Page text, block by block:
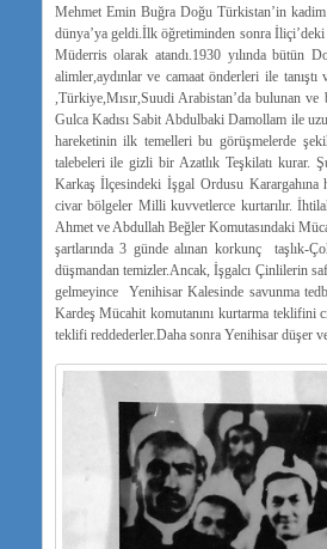
Mehmet Emin Buğra Doğu Türkistan’in
dünya’ya geldi.İlk öğretiminden sonra
Müderris olarak atandı.1930 yılında bütün
alimler,aydınlar ve camaat önderleri ile
,Türkiye,Mısır,Suudi Arabistan’da bulunan
Gulca Kadısı Sabit Abdulbaki Damollam ile
hareketinin ilk temelleri bu görüşmelerde
talebeleri ile gizli bir Azatlık Teşkilatı kurar.
Karkaş İlçesindeki İşgal Ordusu Karargahına
civar bölgeler Milli kuvvetlerce kurtarılır.
Ahmet ve Abdullah Beğler Komutasındaki
şartlarında 3 günde alınan korkunç taşlık-
düşmandan temizler.Ancak, İşgalcı Çinlilerin
gelmeyince Yenihisar Kalesinde savunma
Kardeş Mücahit komutanını kurtarma teklifini
teklifi reddederler.Daha sonra Yenihisar düşer